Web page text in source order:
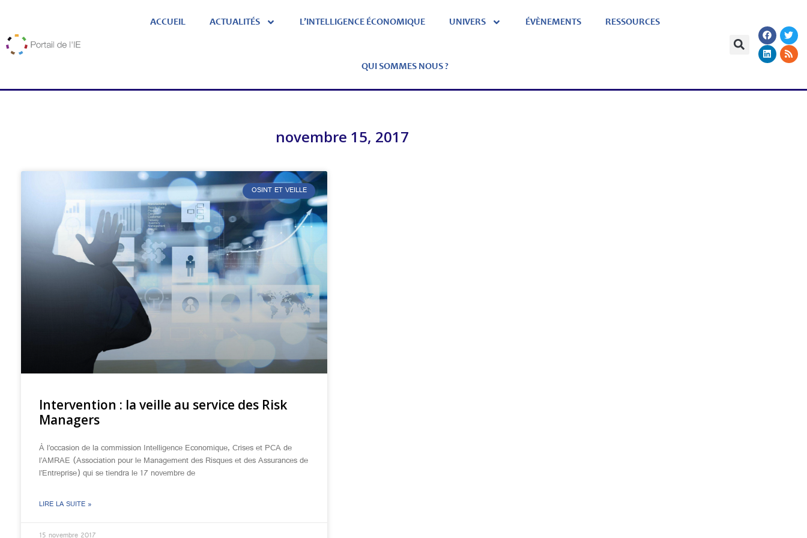
ACCUEIL ACTUALITÉS L’INTELLIGENCE ÉCONOMIQUE UNIVERS ÉVÈNEMENTS RESSOURCES
QUI SOMMES NOUS ?
novembre 15, 2017
OSINT ET VEILLE
Intervention : la veille au service des Risk
Managers
À l’occasion de la commission Intelligence Economique, Crises et PCA de
l’AMRAE (Association pour le Management des Risques et des Assurances de
l’Entreprise) qui se tiendra le 17 novembre de
LIRE LA SUITE »